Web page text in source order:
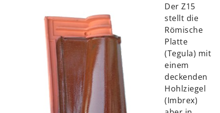
Der Z15
stellt die
Römische
Platte
(Tegula) mit
einem
deckenden
Hohlziegel
(Imbrex)